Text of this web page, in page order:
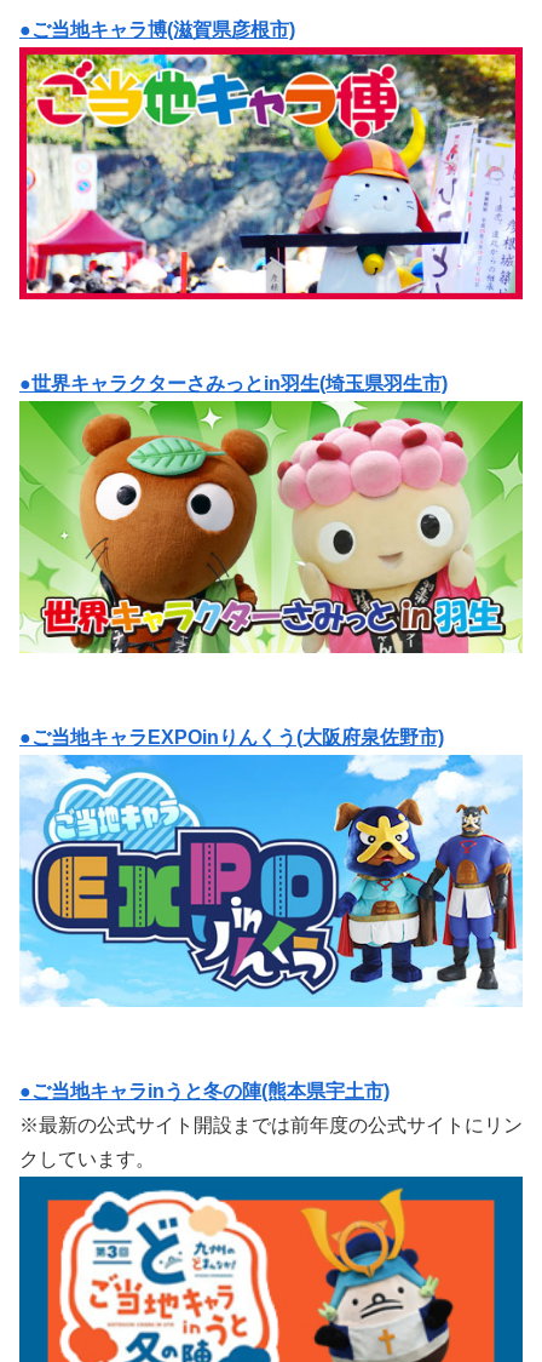
●ご当地キャラ博(滋賀県彦根市)
●世界キャラクターさみっとin羽生(埼玉県羽生市)
●ご当地キャラEXPOinりんくう(大阪府泉佐野市)
●ご当地キャラinうと冬の陣(熊本県宇土市)
※最新の公式サイト開設までは前年度の公式サイトにリン
クしています。